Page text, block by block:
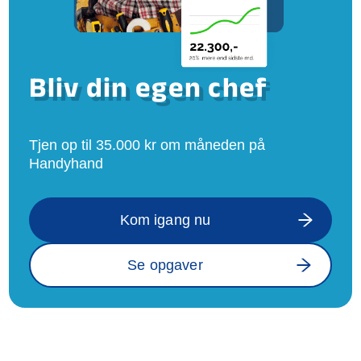
Bliv din egen chef
Tjen op til 35.000 kr om måneden på
Handyhand
Kom igang nu
Se opgaver